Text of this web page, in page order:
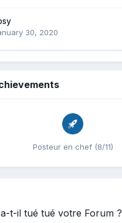
30, 2020
Posteur en chef (8/11)
t-il tué tué votre Forum ?